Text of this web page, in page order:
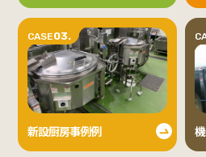
CASE03.
新設厨房事例例